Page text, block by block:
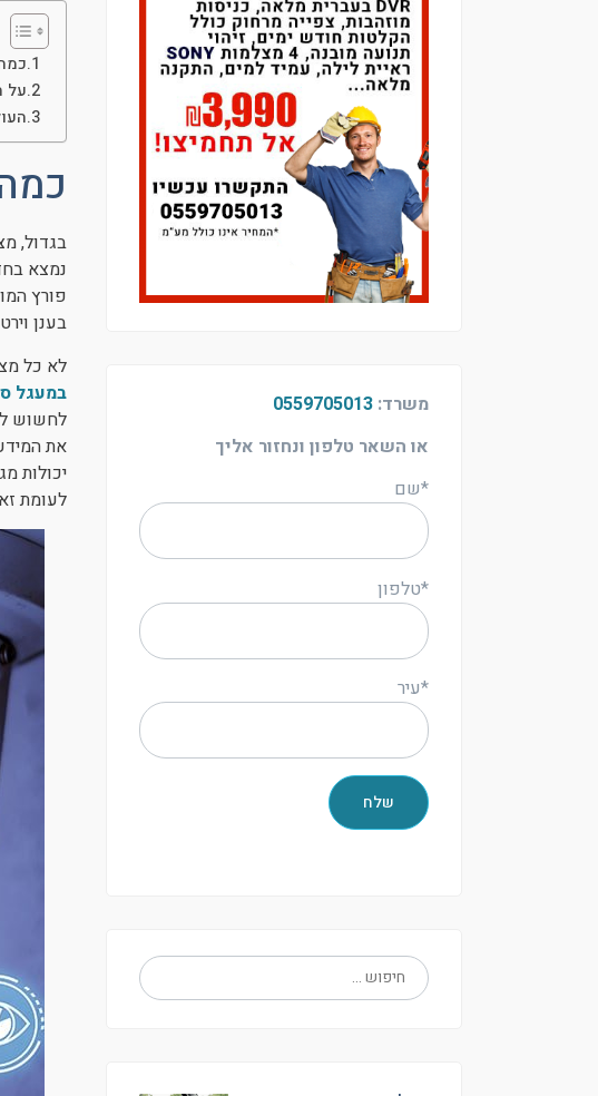
משרד: 0559705013
או השאר טלפון ונחזור אליך
*שם
*טלפון
*עיר
על
בגדול,
נמצא
פורץ
בענן
לא כל
במעגל
לחשוש
את
יכולות
לעומת